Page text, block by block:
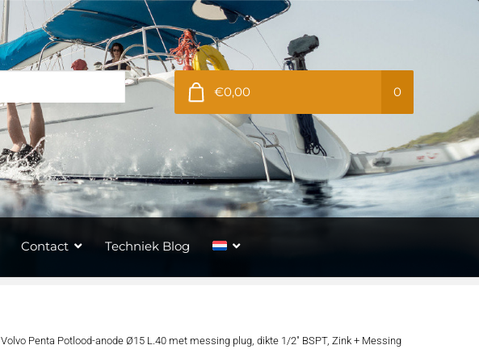
€0,00 0
Contact Techniek Blog
Volvo Penta Potlood-anode Ø15 L.40 met messing plug, dikte 1/2″ BSPT, Zink + Messing